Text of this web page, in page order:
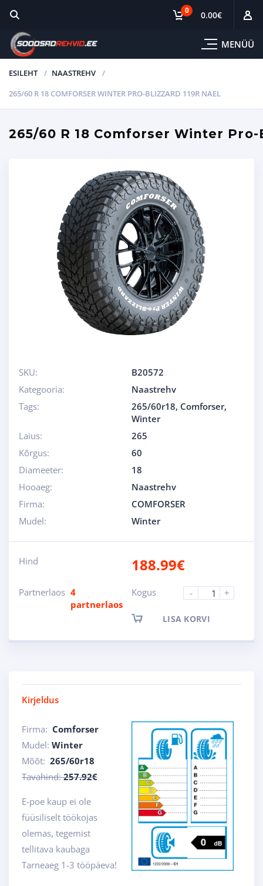
MENÜÜ
0 0.00€
ESILEHT
NAASTREHV
265/60 R 18 COMFORSER WINTER PRO-BLIZZARD 119R NAEL
265/60 R 18 Comforser Winter Pro-
SKU:
B20572
Kategooria:
Naastrehv
Tags:
265/60r18, Comforser,
Winter
Laius:
265
Kõrgus:
60
Diameeter:
18
Hooaeg:
Naastrehv
Firma:
COMFORSER
Mudel:
Winter
Hind 188.99€
Partnerlaos 4
partnerlaos
Kogus - +
LISA KORVI
Kirjeldus
Firma: Comforser
Mudel: Winter
Mõõt: 265/60r18
Tavahind:257.92€
E-poe kaup ei ole
füüsiliselt töökojas
olemas, tegemist
tellitava kaubaga
Tarneaeg 1-3 tööpäeva!